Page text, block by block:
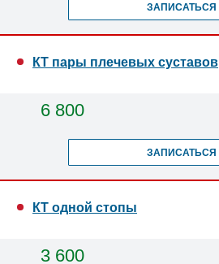
ЗАПИСАТЬСЯ
КТ пары плечевых суставов
6 800
ЗАПИСАТЬСЯ
КТ одной стопы
3 600